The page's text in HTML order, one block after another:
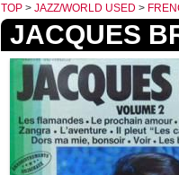
TOP > JAZZ/WORLD USED >
JACQUES